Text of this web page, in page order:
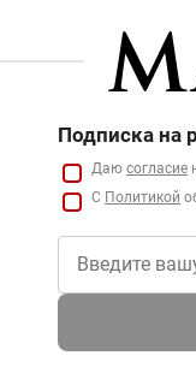
Подписка на
Даю согласие
С Политикой